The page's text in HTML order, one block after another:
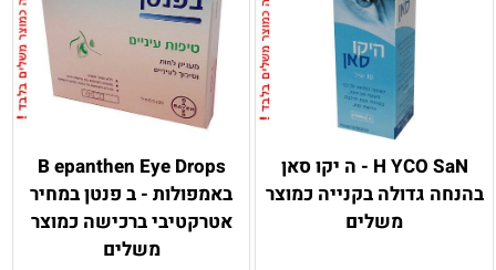
H YCO SaN - ה יקו סאן
בהנחה גדולה בקנייה כמוצר
משלים
B epanthen Eye Drops
באמפולות - ב פנטן במחיר
אטרקטיבי ברכישה כמוצר
משלים